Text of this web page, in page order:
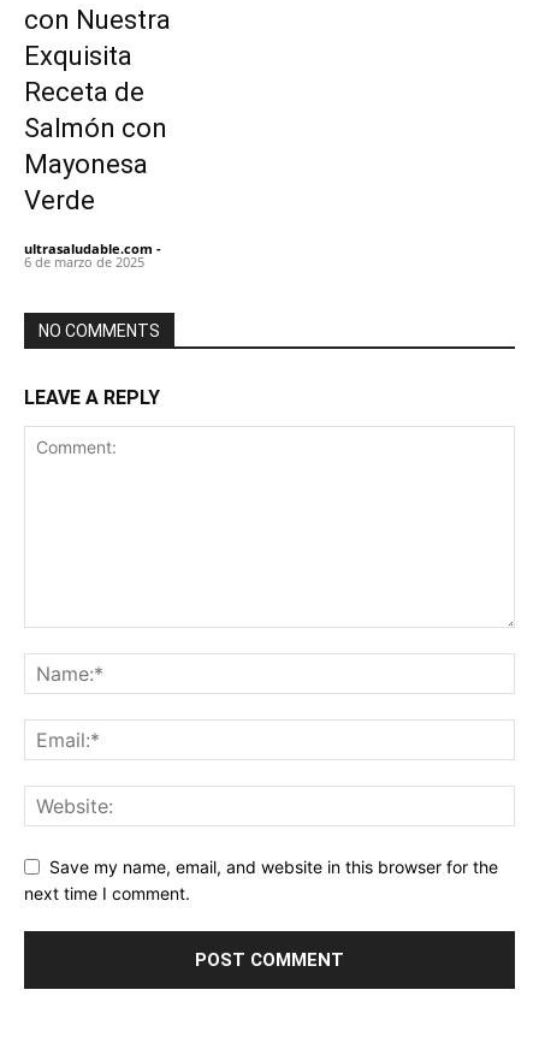
con Nuestra
Exquisita
Receta de
Salmón con
Mayonesa
Verde
ultrasaludable.com -
6 de marzo de 2025
NO COMMENTS
LEAVE A REPLY
Save my name, email, and website in this browser for the
next time I comment.